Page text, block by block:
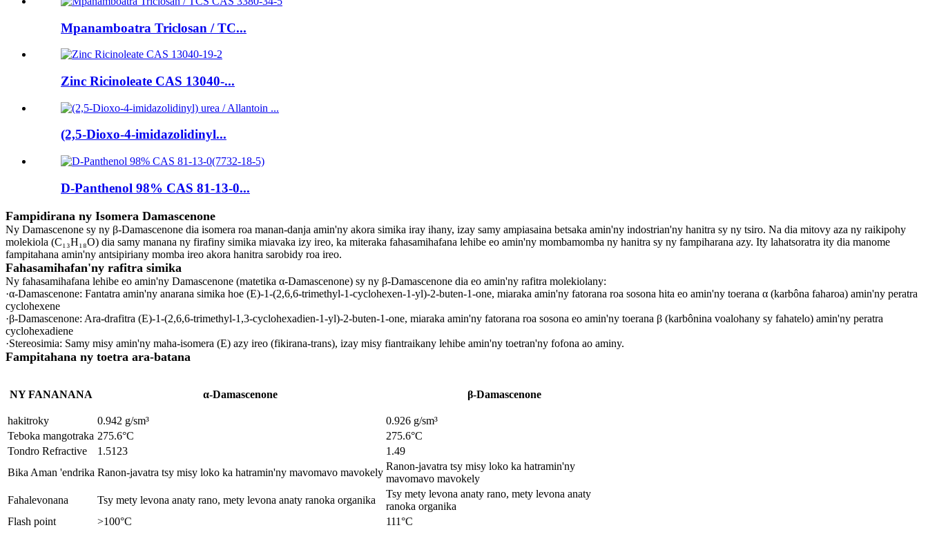
Mpanamboatra Triclosan / TC...
Zinc Ricinoleate CAS 13040-...
(2,5-Dioxo-4-imidazolidinyl...
D-Panthenol 98% CAS 81-13-0...
Fampidirana ny Isomera Damascenone
Ny Damascenone sy ny β-Damascenone dia isomera roa manan-danja amin'ny akora simika iray ihany, izay samy ampiasaina betsaka amin'ny indostrian'ny hanitra sy ny tsiro. Na dia mitovy aza ny raikipohy
molekiola (C₁₃H₁₈O) dia samy manana ny firafiny simika miavaka izy ireo, ka miteraka fahasamihafana lehibe eo amin'ny mombamomba ny hanitra sy ny fampiharana azy. Ity lahatsoratra ity dia manome
fampitahana amin'ny antsipiriany momba ireo akora hanitra sarobidy roa ireo.
Fahasamihafan'ny rafitra simika
Ny fahasamihafana lehibe eo amin'ny Damascenone (matetika α-Damascenone) sy ny β-Damascenone dia eo amin'ny rafitra molekiolany:
·α-Damascenone‌: Fantatra amin'ny anarana simika hoe (E)-1-(2,6,6-trimethyl-1-cyclohexen-1-yl)-2-buten-1-one, miaraka amin'ny fatorana roa sosona hita eo amin'ny toerana α (karbôna faharoa) amin'ny peratra
cyclohexene
·β-Damascenone‌: Ara-drafitra (E)-1-(2,6,6-trimethyl-1,3-cyclohexadien-1-yl)-2-buten-1-one, miaraka amin'ny fatorana roa sosona eo amin'ny toerana β (karbônina voalohany sy fahatelo) amin'ny peratra
cyclohexadiene
·Stereosimia‌: Samy misy amin'ny maha-isomera (E) azy ireo (fikirana-trans), izay misy fiantraikany lehibe amin'ny toetran'ny fofona ao aminy.
Fampitahana ny toetra ara-batana
NY FANANANA α-Damascenone β-Damascenone
hakitroky 0.942 g/sm³
0.926 g/sm³
Teboka mangotraka 275.6°C
275.6°C
Tondro Refractive
1.5123
1.49
Bika Aman 'endrika Ranon-javatra tsy misy loko ka hatramin'ny mavomavo mavokely
Ranon-javatra tsy misy loko ka hatramin'ny
mavomavo mavokely
Fahalevonana
Tsy mety levona anaty rano, mety levona anaty ranoka organika
Tsy mety levona anaty rano, mety levona anaty
ranoka organika
Flash point
>100°C 111°C